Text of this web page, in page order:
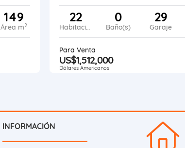
149
Área m2
22
Habitaciones
0
Baño(s)
29
Garaje
Para Venta
US$1,512,000
Dólares Americanos
INFORMACIÓN